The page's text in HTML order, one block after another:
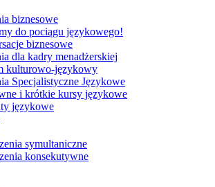
biznesowe
do pociągu językowego!
biznesowe
dla kadry menadżerskiej
kulturowo-językowy
Specjalistyczne Językowe
i krótkie kursy językowe
językowe
symultaniczne
konsekutywne